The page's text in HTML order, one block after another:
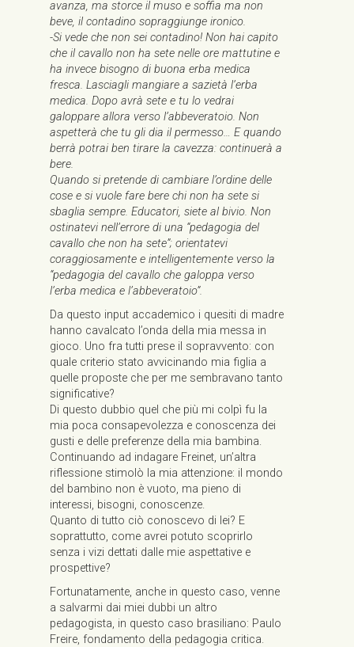
avanza, ma storce il muso e soffia ma non
beve, il contadino sopraggiunge ironico.
-Si vede che non sei contadino! Non hai capito
che il cavallo non ha sete nelle ore mattutine e
ha invece bisogno di buona erba medica
fresca. Lasciagli mangiare a sazietà l’erba
medica. Dopo avrà sete e tu lo vedrai
galoppare allora verso l’abbeveratoio. Non
aspetterà che tu gli dia il permesso… E quando
berrà potrai ben tirare la cavezza: continuerà a
bere.
Quando si pretende di cambiare l’ordine delle
cose e si vuole fare bere chi non ha sete si
sbaglia sempre. Educatori, siete al bivio. Non
ostinatevi nell’errore di una “pedagogia del
cavallo che non ha sete”; orientatevi
coraggiosamente e intelligentemente verso la
“pedagogia del cavallo che galoppa verso
l’erba medica e l’abbeveratoio”.
Da questo input accademico i quesiti di madre
hanno cavalcato l’onda della mia messa in
gioco. Uno fra tutti prese il sopravvento: con
quale criterio stato avvicinando mia figlia a
quelle proposte che per me sembravano tanto
significative?
Di questo dubbio quel che più mi colpì fu la
mia poca consapevolezza e conoscenza dei
gusti e delle preferenze della mia bambina.
Continuando ad indagare Freinet, un’altra
riflessione stimolò la mia attenzione: il mondo
del bambino non è vuoto, ma pieno di
interessi, bisogni, conoscenze.
Quanto di tutto ciò conoscevo di lei? E
soprattutto, come avrei potuto scoprirlo
senza i vizi dettati dalle mie aspettative e
prospettive?
Fortunatamente, anche in questo caso, venne
a salvarmi dai miei dubbi un altro
pedagogista, in questo caso brasiliano: Paulo
Freire, fondamento della pedagogia critica.